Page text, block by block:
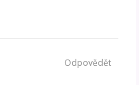
Odpovědět